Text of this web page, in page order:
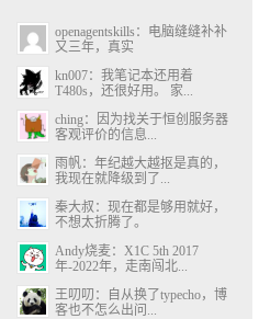
openagentskills：电脑缝缝补补
又三年，真实
kn007：我笔记本还用着
T480s，还很好用。 家...
ching：因为找关于恒创服务器
客观评价的信息...
雨帆：年纪越大越抠是真的，
我现在就降级到了...
秦大叔：现在都是够用就好，
不想太折腾了。
Andy烧麦：X1C 5th 2017
年-2022年，走南闯北...
王叨叨：自从换了typecho，博
客也不怎么出问...